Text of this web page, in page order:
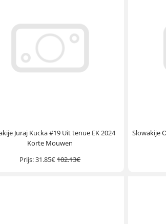
Juraj Kucka #19 Uit tenue EK 2024
Korte Mouwen
Prijs:31.85€102.13€
Slowakije